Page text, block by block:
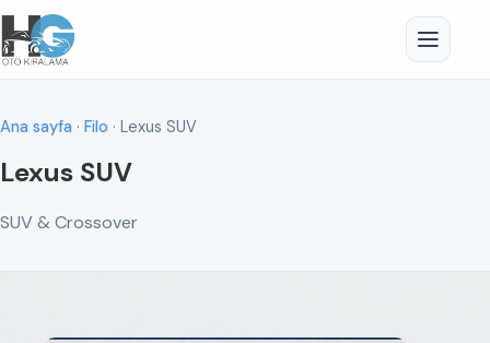
Ana sayfa · Filo · Lexus SUV
Lexus SUV
SUV & Crossover